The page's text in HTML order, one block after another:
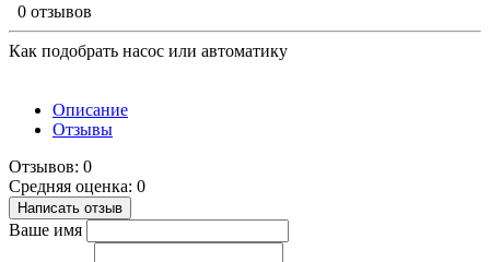
0 отзывов
Как подобрать насос или автоматику
Описание
Отзывы
Отзывов: 0
Средняя оценка: 0
Написать отзыв
Ваше имя